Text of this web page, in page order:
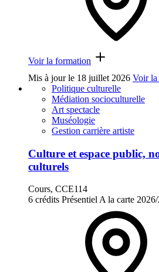
Voir la formation
Mis à jour le 18 juillet 2026 Voir la
Politique culturelle
Médiation socioculturelle
Art spectacle
Muséologie
Gestion carrière artiste
Culture et espace public,
culturels
Cours, CCE114
6 crédits Présentiel A la carte